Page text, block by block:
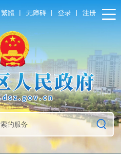
繁體 | 无障碍 | 登录 | 注册